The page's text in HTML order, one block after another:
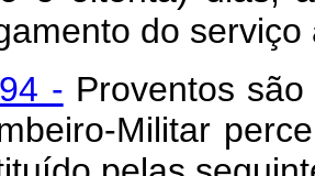
do serviço
- Proventos
Militar